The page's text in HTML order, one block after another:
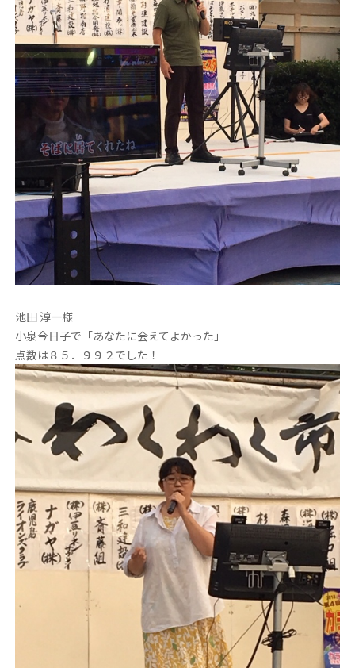
池田 淳一様
小泉今日子で「あなたに会えてよかった」
点数は８５．９９２でした！